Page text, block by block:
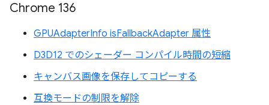
Chrome 136
GPUAdapterInfo isFallbackAdapter 属性
D3D12 でのシェーダー コンパイル時間の短縮
キャンバス画像を保存してコピーする
互換モードの制限を解除